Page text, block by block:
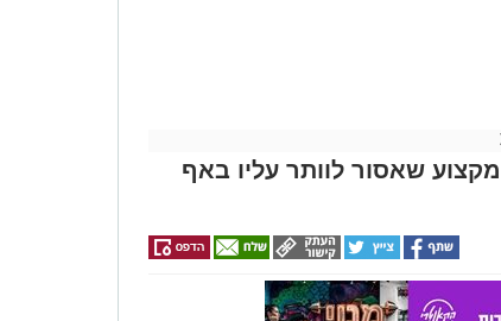
שאסור לוותר עליו באף